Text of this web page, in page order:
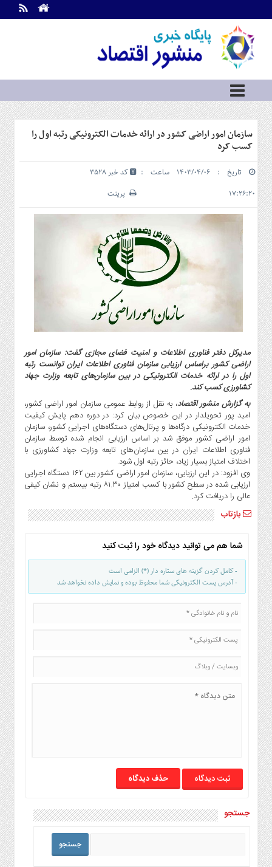
اطلاعات
تماس
ما
درباره
ما
سرویس
ها
خانه
سرمایه
و
بورس
و
شهری
گاز
و
پتروشیمی
و
خودرو
استارت
آپ
و
فن
آوری
بانک
،
بیمه
و
ارز
دیجیتال
کشاورزی
و
صنایع
غذایی
و
بین
الملل
روز
گوناگون
سازمان امور اراضی کشور در ارائه خدمات الکترونیکی رتبه اول را
کسب کرد
تاریخ : ۱۴۰۳/۰۴/۰۶ ساعت :
۱۷:۲۶:۲۰
کد خبر 3528
پرینت
مدیرکل دفتر فناوری ‌اطلاعات و امنیت ‌فضای ‌مجازی گفت: سازمان امور
اراضی کشور براساس ارزیابی سازمان فناوری اطلاعات ایران توانست رتبه
اول را در ارائه خدمات الکترونیکی در بین سازمان‌های تابعه وزارت جهاد
کشاورزی کسب کند.
به گزارش منشور اقتصاد، به نقل از روابط عمومی سازمان امور اراضی کشور،
امید پور تحویلدار در این خصوص بیان کرد: در دوره دهم پایش کیفیت
خدمات الکترونیکی درگاه‌ها و پرتال‌های دستگاه‌های اجرایی کشور، سازمان
امور اراضی کشور موفق شد بر اساس ارزیابی انجام شده توسط سازمان
فناوری اطلاعات ایران در بین سازمان‌های تابعه وزارت جهاد کشاورزی با
اختلاف امتیاز بسیار زیاد، حائز رتبه اول شود.
وی افزود: در این ارزیابی، سازمان امور اراضی کشور بین ۱۶۲ دستگاه اجرایی
ارزیابی شده در سطح کشور با کسب امتیاز ۸۱.۳۰ رتبه بیستم و نشان کیفی
عالی را دریافت کرد.
بازتاب
شما هم می توانید دیدگاه خود را ثبت کنید
- کامل کردن گزینه های ستاره دار (*) الزامی است
- آدرس پست الکترونیکی شما محفوظ بوده و نمایش داده نخواهد شد
حذف دیدگاه
جستجو